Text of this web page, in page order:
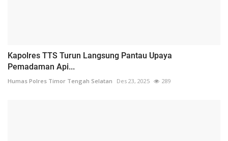
Kapolres TTS Turun Langsung Pantau Upaya
Pemadaman Api...
Humas Polres Timor Tengah Selatan Des 23, 2025 289